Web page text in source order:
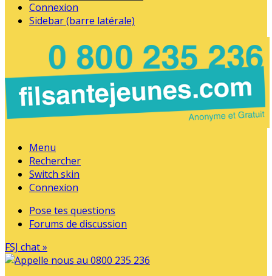
Connexion
Sidebar (barre latérale)
Menu
Rechercher
Switch skin
Connexion
Pose tes questions
Forums de discussion
FSJ chat »